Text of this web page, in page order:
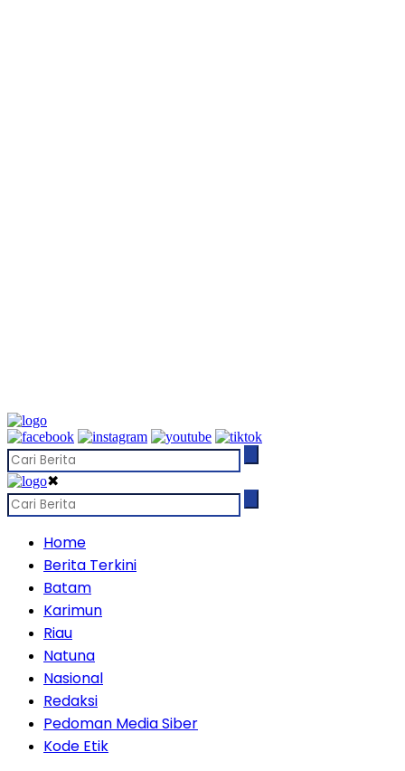
✖
Home
Berita Terkini
Batam
Karimun
Riau
Natuna
Nasional
Redaksi
Pedoman Media Siber
Kode Etik